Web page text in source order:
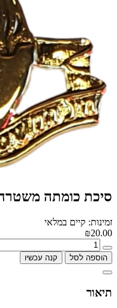
סיכת כומתה
זמינות: קיים במלאי
₪20.00
הוספה לסל קנה עכשיו
תיאור